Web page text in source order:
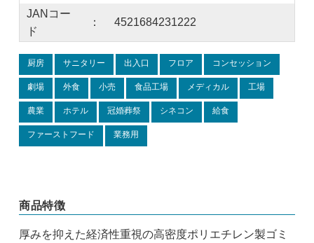
JANコー
ド
： 4521684231222
厨房 サニタリー 出入口 フロア コンセッション
劇場 外食 小売 食品工場 メディカル 工場
農業 ホテル 冠婚葬祭 シネコン 給食
ファーストフード 業務用
商品特徴
厚みを抑えた経済性重視の高密度ポリエチレン製ゴミ